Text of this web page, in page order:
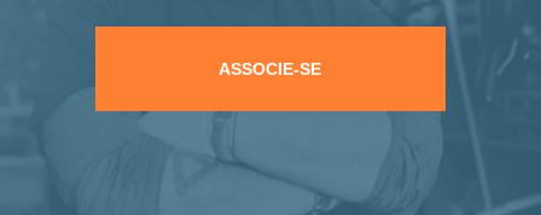
ASSOCIE-SE